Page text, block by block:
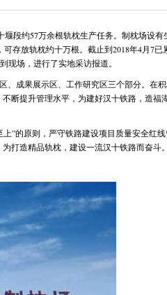
段约57万余根轨枕生产任务。制枕场设有
存放轨枕约十万根。截止到2018年4月7已
现场，进行了实地采访报道。
、成果展示区、工作研究区三个部分。在
断提升管理水平，为建好汉十铁路，造福
”的原则，严守铁路建设项目质量安全红
打造精品轨枕，建设一流汉十铁路而奋斗